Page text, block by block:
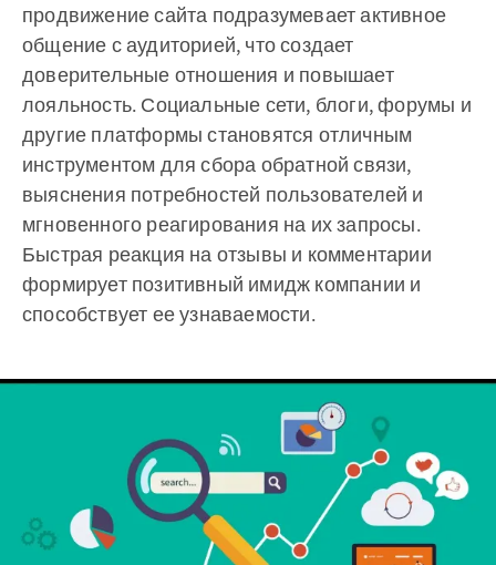
продвижение сайта подразумевает активное
общение с аудиторией, что создает
доверительные отношения и повышает
лояльность. Социальные сети, блоги, форумы и
другие платформы становятся отличным
инструментом для сбора обратной связи,
выяснения потребностей пользователей и
мгновенного реагирования на их запросы.
Быстрая реакция на отзывы и комментарии
формирует позитивный имидж компании и
способствует ее узнаваемости.